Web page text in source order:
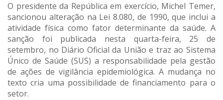
O presidente da República em exercício, Michel Temer,
sancionou alteração na Lei 8.080, de 1990, que inclui a
atividade física como fator determinante da saúde. A
sanção foi publicada nesta quarta-feira, 25 de
setembro, no Diário Oficial da União e traz ao Sistema
Único de Saúde (SUS) a responsabilidade pela gestão
de ações de vigilância epidemiológica. A mudança no
texto cria uma possibilidade de financiamento para o
setor.